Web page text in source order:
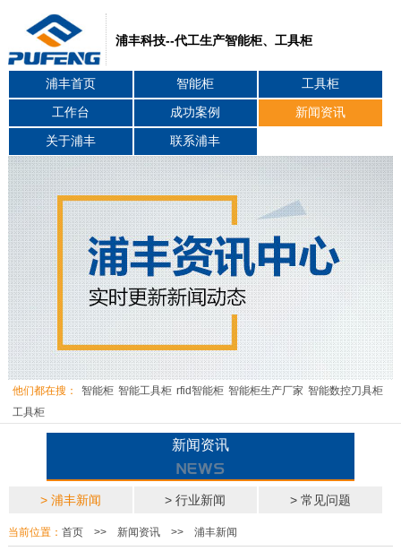
浦丰科技--代工生产智能柜、工具柜
浦丰首页 智能柜 工具柜
工作台 成功案例 新闻资讯
关于浦丰 联系浦丰
他们都在搜： 智能柜 智能工具柜 rfid智能柜 智能柜生产厂家 智能数控刀具柜
工具柜
新闻资讯
> 浦丰新闻 > 行业新闻 > 常见问题
当前位置： 首页>> 新闻资讯>> 浦丰新闻